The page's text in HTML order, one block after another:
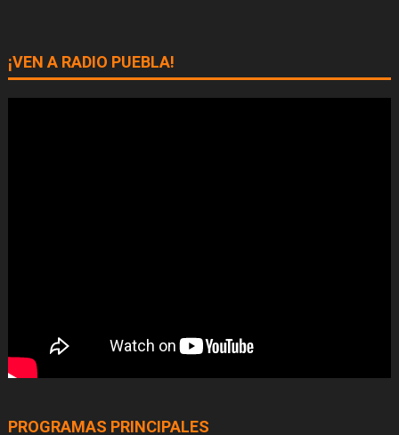
¡VEN A RADIO PUEBLA!
PROGRAMAS PRINCIPALES